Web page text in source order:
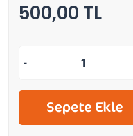
500,00 TL